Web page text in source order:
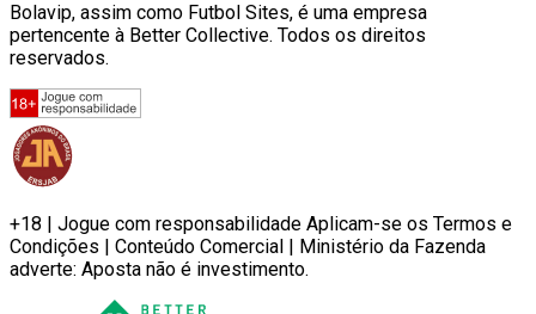
Bolavip, assim como Futbol Sites, é uma empresa
pertencente à Better Collective. Todos os direitos
reservados.
+18 | Jogue com responsabilidade Aplicam-se os Termos e
Condições | Conteúdo Comercial | Ministério da Fazenda
adverte: Aposta não é investimento.